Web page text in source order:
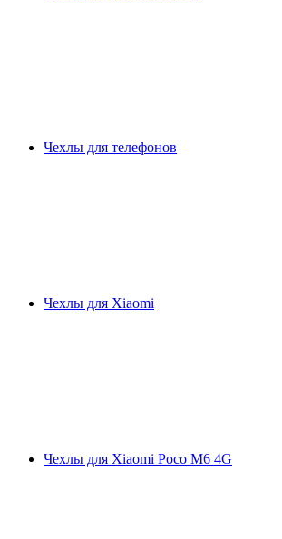
Чехлы для телефонов
Чехлы для Xiaomi
Чехлы для Xiaomi Poco M6 4G